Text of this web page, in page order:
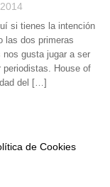
si tienes la intención
las dos primeras
nos gusta jugar a ser
House of
del […]
de Cookies